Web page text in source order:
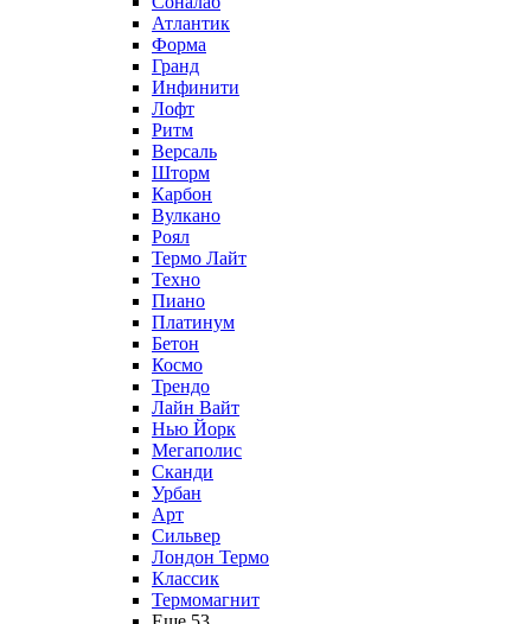
Атлантик
Форма
Гранд
Инфинити
Лофт
Ритм
Версаль
Шторм
Карбон
Вулкано
Роял
Термо Лайт
Техно
Пиано
Платинум
Бетон
Космо
Трендо
Лайн Вайт
Нью Йорк
Мегаполис
Сканди
Урбан
Арт
Сильвер
Лондон Термо
Классик
Термомагнит